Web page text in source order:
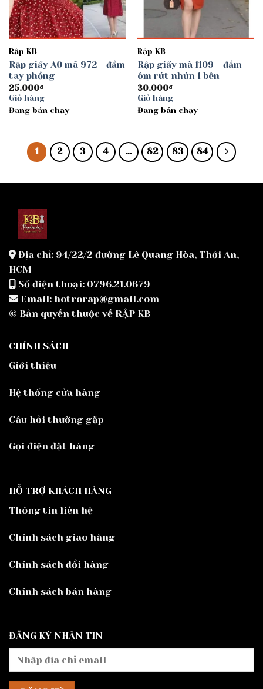
Rập KB
Rập giấy A0 mã 972 – đầm
tay phồng
25.000₫
Giỏ hàng
Đang bán chạy
Rập KB
Rập giấy mã 1109 – đầm
ôm rút nhún 1 bên
30.000₫
Giỏ hàng
Đang bán chạy
1 2 3 4 … 82 83 84
Địa chỉ: 94/22/2 đường Lê Quang Hòa, Thới An,
HCM
Số điện thoại: 0796.21.0679
Email: hotrorap@gmail.com
© Bản quyền thuộc về RẬP KB
CHÍNH SÁCH
Giới thiệu
Hệ thống cửa hàng
Câu hỏi thường gặp
Gọi điện đặt hàng
HỖ TRỢ KHÁCH HÀNG
Thông tin liên hệ
Chính sách giao hàng
Chính sách đổi hàng
Chính sách bán hàng
ĐĂNG KÝ NHẬN TIN